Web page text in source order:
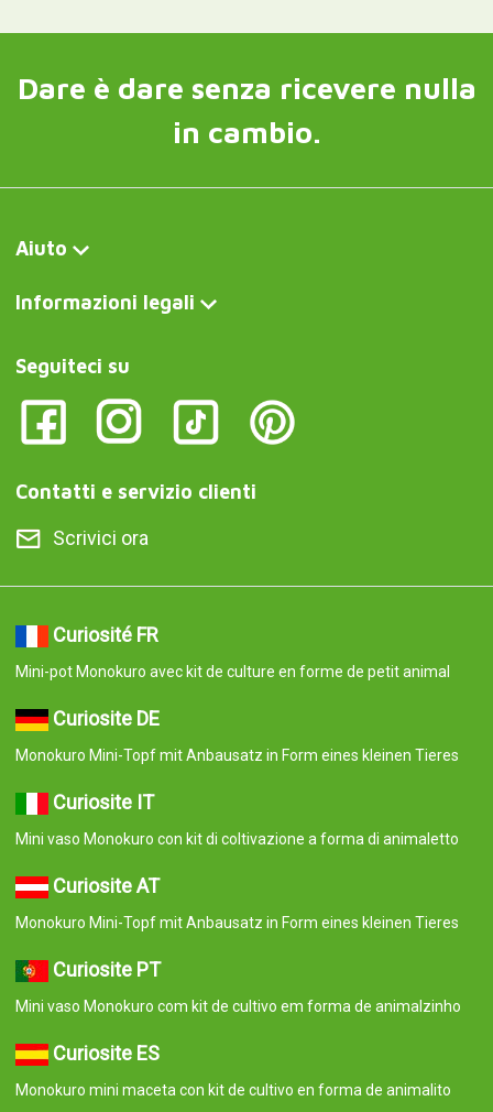
Dare è dare senza ricevere nulla
in cambio.
Aiuto
Informazioni legali
Seguiteci su
Contatti e servizio clienti
Scrivici ora
Curiosité FR
Mini-pot Monokuro avec kit de culture en forme de petit animal
Curiosite DE
Monokuro Mini-Topf mit Anbausatz in Form eines kleinen Tieres
Curiosite IT
Mini vaso Monokuro con kit di coltivazione a forma di animaletto
Curiosite AT
Monokuro Mini-Topf mit Anbausatz in Form eines kleinen Tieres
Curiosite PT
Mini vaso Monokuro com kit de cultivo em forma de animalzinho
Curiosite ES
Monokuro mini maceta con kit de cultivo en forma de animalito